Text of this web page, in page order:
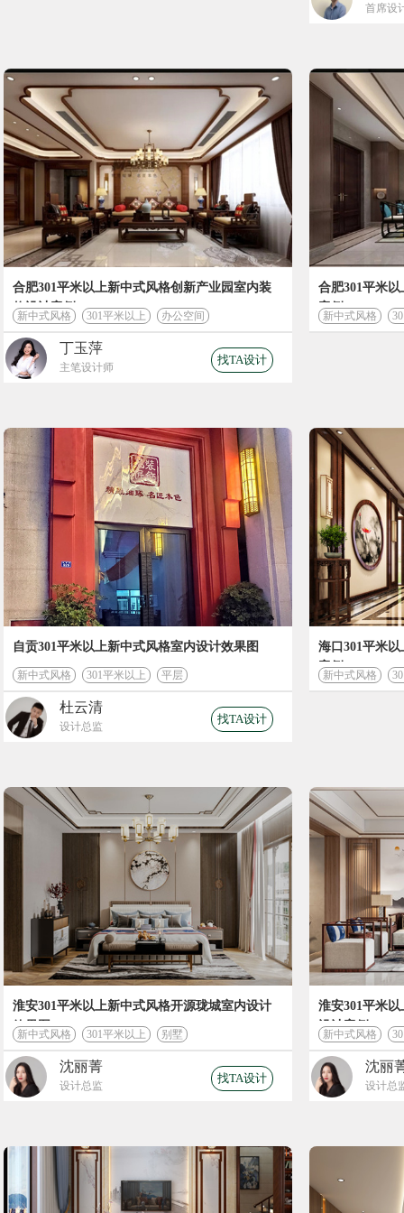
首席设
合肥301平米以上新中式风格创新产业园室内装
修设计案例
新中式风格 301平米以上 办公空间
丁玉萍
主笔设计师
找TA设计
合肥301平米
案例
新中式风格
自贡301平米以上新中式风格室内设计效果图
新中式风格 301平米以上 平层
杜云清
设计总监
找TA设计
海口301平米
案例
新中式风格
淮安301平米以上新中式风格开源珑城室内设计
效果图
新中式风格 301平米以上 别墅
沈丽菁
设计总监
找TA设计
淮安301平米
设计案例
新中式风格
沈丽
设计总
装修计算器
开始